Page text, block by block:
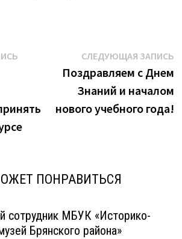
СЛЕДУЮЩАЯ ЗАПИСЬ
Поздравляем с Днем
Знаний и началом
нового учебного года!
ПОНРАВИТЬСЯ
сотрудник МБУК «Историко-
Брянского района»